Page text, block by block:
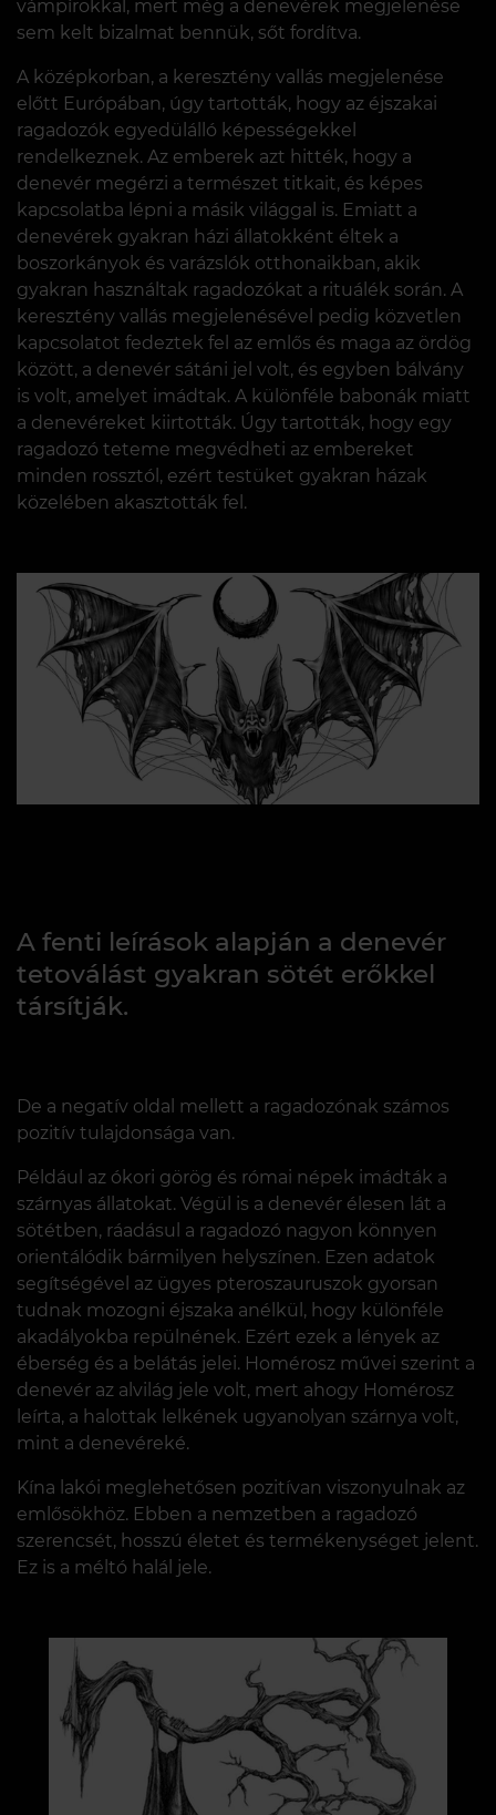
vámpírokkal, mert még a denevérek megjelenése
sem kelt bizalmat bennük, sőt fordítva.
A középkorban, a keresztény vallás megjelenése
előtt Európában, úgy tartották, hogy az éjszakai
ragadozók egyedülálló képességekkel
rendelkeznek. Az emberek azt hitték, hogy a
denevér megérzi a természet titkait, és képes
kapcsolatba lépni a másik világgal is. Emiatt a
denevérek gyakran házi állatokként éltek a
boszorkányok és varázslók otthonaikban, akik
gyakran használtak ragadozókat a rituálék során. A
keresztény vallás megjelenésével pedig közvetlen
kapcsolatot fedeztek fel az emlős és maga az ördög
között, a denevér sátáni jel volt, és egyben bálvány
is volt, amelyet imádtak. A különféle babonák miatt
a denevéreket kiirtották. Úgy tartották, hogy egy
ragadozó teteme megvédheti az embereket
minden rossztól, ezért testüket gyakran házak
közelében akasztották fel.
A fenti leírások alapján a denevér
tetoválást gyakran sötét erőkkel
társítják.
De a negatív oldal mellett a ragadozónak számos
pozitív tulajdonsága van.
Például az ókori görög és római népek imádták a
szárnyas állatokat. Végül is a denevér élesen lát a
sötétben, ráadásul a ragadozó nagyon könnyen
orientálódik bármilyen helyszínen. Ezen adatok
segítségével az ügyes pteroszauruszok gyorsan
tudnak mozogni éjszaka anélkül, hogy különféle
akadályokba repülnének. Ezért ezek a lények az
éberség és a belátás jelei. Homérosz művei szerint a
denevér az alvilág jele volt, mert ahogy Homérosz
leírta, a halottak lelkének ugyanolyan szárnya volt,
mint a denevéreké.
Kína lakói meglehetősen pozitívan viszonyulnak az
emlősökhöz. Ebben a nemzetben a ragadozó
szerencsét, hosszú életet és termékenységet jelent.
Ez is a méltó halál jele.